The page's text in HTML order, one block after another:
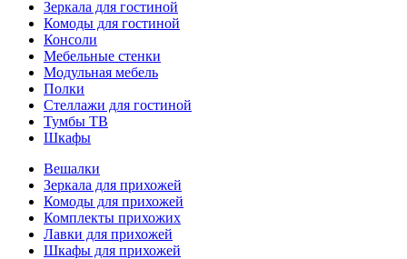
Зеркала для гостиной
Комоды для гостиной
Консоли
Мебельные стенки
Модульная мебель
Полки
Стеллажи для гостиной
Тумбы ТВ
Шкафы
Вешалки
Зеркала для прихожей
Комоды для прихожей
Комплекты прихожих
Лавки для прихожей
Шкафы для прихожей